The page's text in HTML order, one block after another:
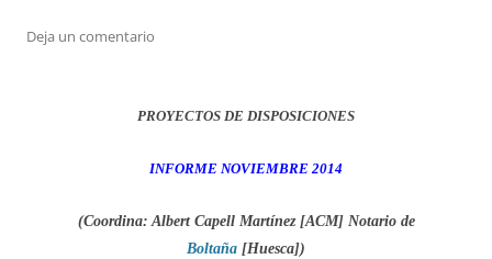
Deja un comentario
PROYECTOS DE DISPOSICIONES
INFORME NOVIEMBRE 2014
(Coordina: Albert Capell Martínez[ACM] Notario de
Boltaña [Huesca])